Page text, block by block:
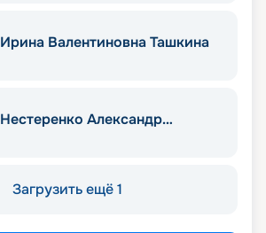
Ирина Валентиновна Ташкина
Нестеренко Александр
Загрузить ещё 1